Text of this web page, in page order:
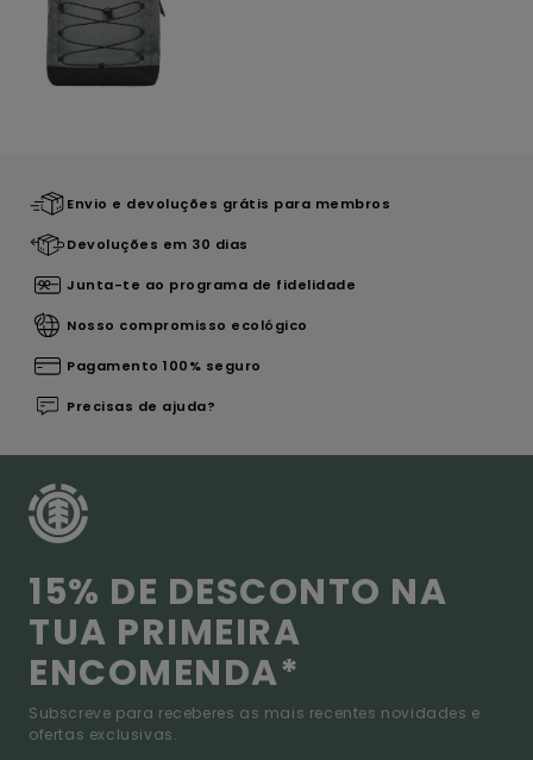
Envio e devoluções grátis para membros
Devoluções em 30 dias
Junta-te ao programa de fidelidade
Nosso compromisso ecológico
Pagamento 100% seguro
Precisas de ajuda?
15% DE DESCONTO NA
TUA PRIMEIRA
ENCOMENDA*
Subscreve para receberes as mais recentes novidades e
ofertas exclusivas.